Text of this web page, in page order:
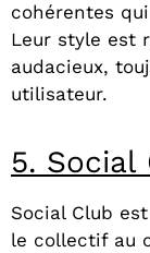
cohérentes
Leur style est
audacieux,
utilisateur.
5. Social
Social Club
le collectif au